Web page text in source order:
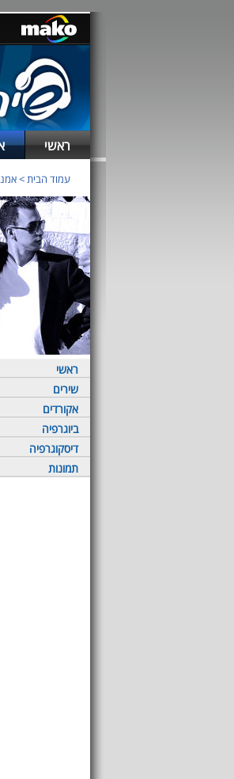
ראשי
עמוד הבית>
ראשי
שירים
אקורדים
ביוגרפיה
דיסקוגרפיה
תמונות